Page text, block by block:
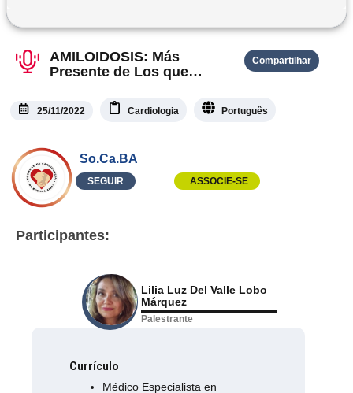
AMILOIDOSIS: Más
Presente de Los que
Compartilhar
25/11/2022 Cardiologia Português
So.Ca.BA
SEGUIR ASSOCIE-SE
Participantes:
Lilia Luz Del Valle Lobo
Márquez
Palestrante
Currículo
Médico Especialista en